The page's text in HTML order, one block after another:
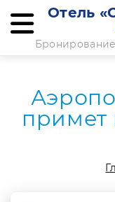
Отель
примет